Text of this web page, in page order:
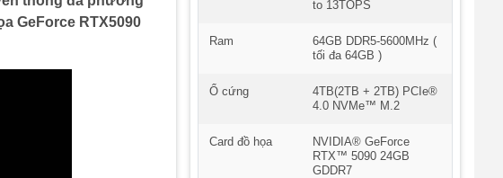
to 13TOPS
Ram
64GB DDR5-5600MHz (
tối đa 64GB )
Ổ cứng
4TB(2TB + 2TB) PCIe®
4.0 NVMe™ M.2
Card đồ họa
NVIDIA® GeForce
RTX™ 5090 24GB
GDDR7
GeForce RTX5090